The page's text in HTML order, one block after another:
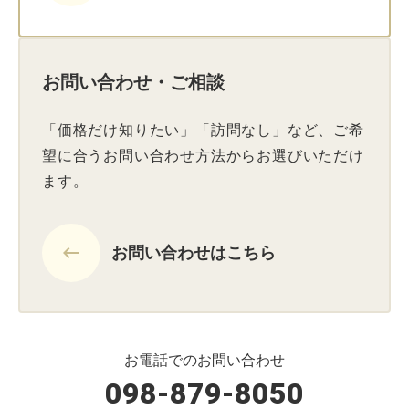
お問い合わせ・ご相談
「価格だけ知りたい」「訪問なし」など、ご希
望に合うお問い合わせ方法からお選びいただけ
ます。
keyboard_backspace お問い合わせはこちら
お電話でのお問い合わせ
098-879-8050